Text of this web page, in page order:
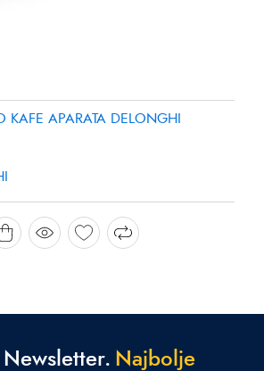
KAFE APARATA DELONGHI
Newsletter. Naj bo je